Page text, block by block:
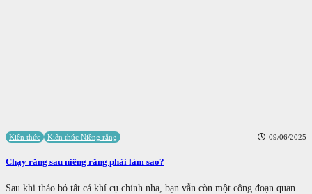
Kiến thức Kiến thức Niềng răng 09/06/2025
Chạy răng sau niềng răng phải làm sao?
Sau khi tháo bỏ tất cả khí cụ chỉnh nha, bạn vẫn còn một công đoạn quan